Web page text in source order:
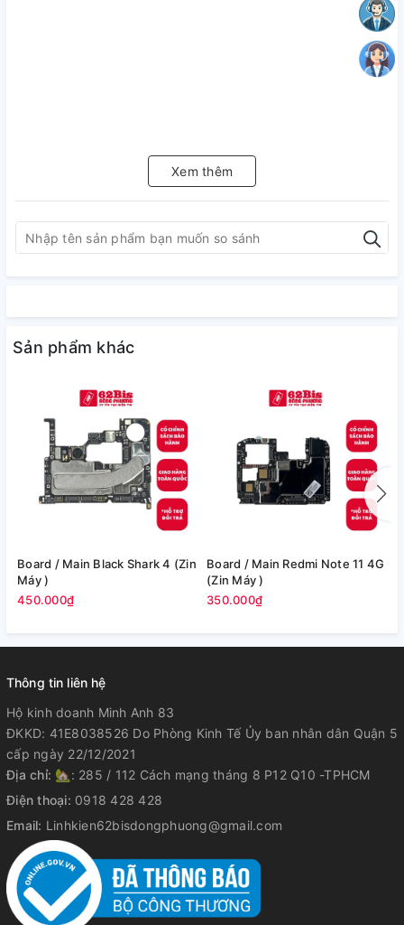
Xem thêm
Sản phẩm khác
Board / Main Black Shark 4 (Zin
Máy )
450.000₫
Board / Main Redmi Note 11 4G
(Zin Máy )
350.000₫
Thông tin liên hệ
Hộ kinh doanh Minh Anh 83
ĐKKD: 41E8038526 Do Phòng Kinh Tế Ủy ban nhân dân Quận 5
cấp ngày 22/12/2021
Địa chỉ: 🏡: 285 / 112 Cách mạng tháng 8 P12 Q10 -TPHCM
Điện thoại: 0918 428 428
Email: Linhkien62bisdongphuong@gmail.com